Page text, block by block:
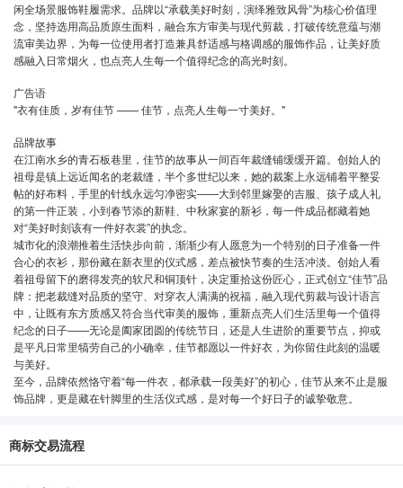
闲全场景服饰鞋履需求。品牌以“承载美好时刻，演绎雅致风骨”为核心价值理
念，坚持选用高品质原生面料，融合东方审美与现代剪裁，打破传统意蕴与潮
流审美边界，为每一位使用者打造兼具舒适感与格调感的服饰作品，让美好质
感融入日常烟火，也点亮人生每一个值得纪念的高光时刻。
广告语
"衣有佳质，岁有佳节 —— 佳节，点亮人生每一寸美好。"
品牌故事
在江南水乡的青石板巷里，佳节的故事从一间百年裁缝铺缓缓开篇。创始人的
祖母是镇上远近闻名的老裁缝，半个多世纪以来，她的裁案上永远铺着平整妥
帖的好布料，手里的针线永远匀净密实——大到邻里嫁娶的吉服、孩子成人礼
的第一件正装，小到春节添的新鞋、中秋家宴的新衫，每一件成品都藏着她
对“美好时刻该有一件好衣裳”的执念。
城市化的浪潮推着生活快步向前，渐渐少有人愿意为一个特别的日子准备一件
合心的衣衫，那份藏在新衣里的仪式感，差点被快节奏的生活冲淡。创始人看
着祖母留下的磨得发亮的软尺和铜顶针，决定重拾这份匠心，正式创立“佳节”品
牌：把老裁缝对品质的坚守、对穿衣人满满的祝福，融入现代剪裁与设计语言
中，让既有东方质感又符合当代审美的服饰，重新点亮人们生活里每一个值得
纪念的日子——无论是阖家团圆的传统节日，还是人生进阶的重要节点，抑或
是平凡日常里犒劳自己的小确幸，佳节都愿以一件好衣，为你留住此刻的温暖
与美好。
至今，品牌依然恪守着“每一件衣，都承载一段美好”的初心，佳节从来不止是服
饰品牌，更是藏在针脚里的生活仪式感，是对每一个好日子的诚挚敬意。
商标交易流程